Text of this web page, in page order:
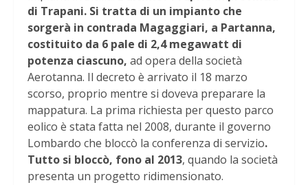
di Trapani. Si tratta di un impianto che
sorgerà in contrada Magaggiari, a Partanna,
costituito da 6 pale di 2,4 megawatt di
potenza ciascuno, ad opera della società
Aerotanna. Il decreto è arrivato il 18 marzo
scorso, proprio mentre si doveva preparare la
mappatura. La prima richiesta per questo parco
eolico è stata fatta nel 2008, durante il governo
Lombardo che bloccò la conferenza di servizio.
Tutto si bloccò, fono al 2013, quando la società
presenta un progetto ridimensionato.